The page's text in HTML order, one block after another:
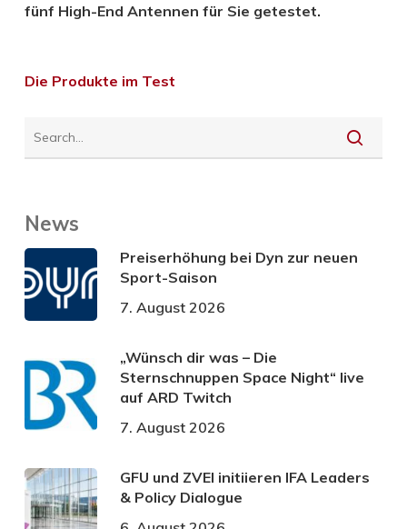
fünf High-End Antennen für Sie getestet.
Die Produkte im Test
News
Preiserhöhung bei Dyn zur neuen
Sport-Saison
7. August 2026
„Wünsch dir was – Die
Sternschnuppen Space Night“ live
auf ARD Twitch
7. August 2026
GFU und ZVEI initiieren IFA Leaders
& Policy Dialogue